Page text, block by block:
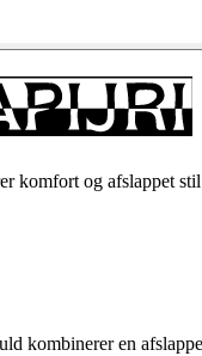
komfort og afslappet
kombinerer en